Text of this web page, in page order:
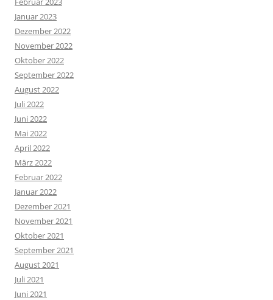
Januar 2023
Dezember 2022
November 2022
Oktober 2022
September 2022
August 2022
Juli 2022
Juni 2022
Mai 2022
April 2022
März 2022
Februar 2022
Januar 2022
Dezember 2021
November 2021
Oktober 2021
September 2021
August 2021
Juli 2021
Juni 2021